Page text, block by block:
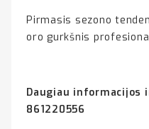
Pirmasis sezono
oro gurkšnis
Daugiau
861220556